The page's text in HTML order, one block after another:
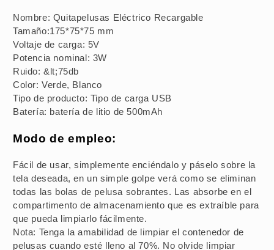
Nombre: Quitapelusas Eléctrico Recargable
Tamaño:175*75*75 mm
Voltaje de carga: 5V
Potencia nominal: 3W
Ruido: &lt;75db
Color: Verde, Blanco
Tipo de producto: Tipo de carga USB
Batería: batería de litio de 500mAh
Modo de empleo:
Fácil de usar, simplemente enciéndalo y páselo sobre la
tela deseada, en un simple golpe verá como se eliminan
todas las bolas de pelusa sobrantes. Las absorbe en el
compartimento de almacenamiento que es extraíble para
que pueda limpiarlo fácilmente.
Nota: Tenga la amabilidad de limpiar el contenedor de
pelusas cuando esté lleno al 70%. No olvide limpiar